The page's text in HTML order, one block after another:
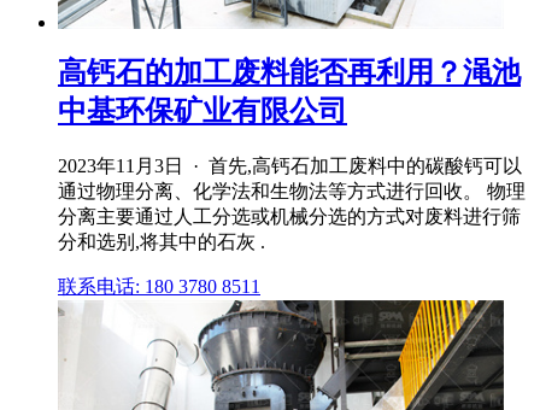
高钙石的加工废料能否再利用？渑池
中基环保矿业有限公司
2023年11月3日 · 首先,高钙石加工废料中的碳酸钙可以
通过物理分离、化学法和生物法等方式进行回收。 物理
分离主要通过人工分选或机械分选的方式对废料进行筛
分和选别,将其中的石灰 .
联系电话: 180 3780 8511